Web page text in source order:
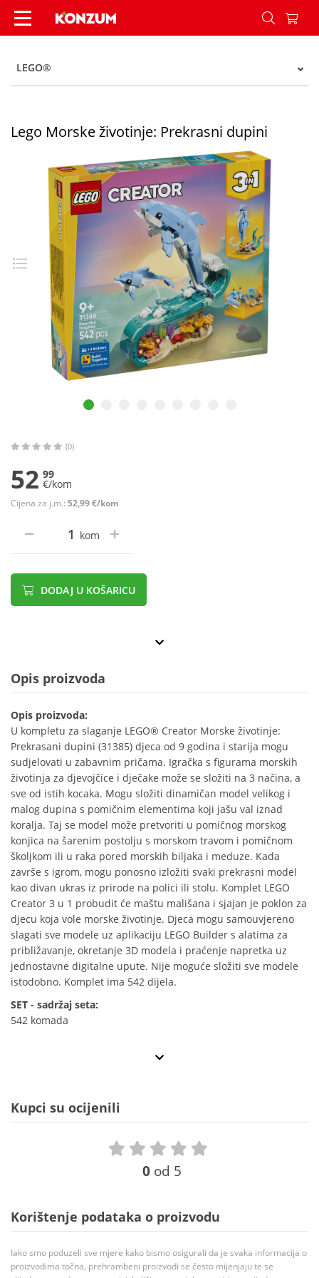
Lego Morske životinje: Prekrasni dupini -
LEGO®
Lego Morske životinje: Prekrasni dupini
(0)
52 99
€/kom
Cijena za j.m.: 52,99 €/kom
kom
DODAJ U KOŠARICU
Opis proizvoda
Opis proizvoda:
U kompletu za slaganje LEGO® Creator Morske životinje:
Prekrasani dupini (31385) djeca od 9 godina i starija mogu
sudjelovati u zabavnim pričama. Igračka s figurama morskih
životinja za djevojčice i dječake može se složiti na 3 načina, a
sve od istih kocaka. Mogu složiti dinamičan model velikog i
malog dupina s pomičnim elementima koji jašu val iznad
koralja. Taj se model može pretvoriti u pomičnog morskog
konjica na šarenim postolju s morskom travom i pomičnom
školjkom ili u raka pored morskih biljaka i meduze. Kada
završe s igrom, mogu ponosno izložiti svaki prekrasni model
kao divan ukras iz prirode na polici ili stolu. Komplet LEGO
Creator 3 u 1 probudit će maštu mališana i sjajan je poklon za
djecu koja vole morske životinje. Djeca mogu samouvjereno
slagati sve modele uz aplikaciju LEGO Builder s alatima za
približavanje, okretanje 3D modela i praćenje napretka uz
jednostavne digitalne upute. Nije moguće složiti sve modele
istodobno. Komplet ima 542 dijela.
SET - sadržaj seta:
542 komada
Kupci su ocijenili
0 od 5
Korištenje podataka o proizvodu
Iako smo poduzeli sve mjere kako bismo osigurali da je svaka informacija o
proizvodima točna, prehrambeni proizvodi se često mijenjaju te se